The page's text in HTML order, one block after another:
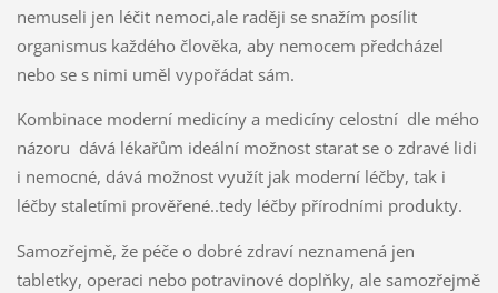
nemuseli jen léčit nemoci,ale raději se snažím posílit
organismus každého člověka, aby nemocem předcházel
nebo se s nimi uměl vypořádat sám.
Kombinace moderní medicíny a medicíny celostní dle mého
názoru dává lékařům ideální možnost starat se o zdravé lidi
i nemocné, dává možnost využít jak moderní léčby, tak i
léčby staletími prověřené..tedy léčby přírodními produkty.
Samozřejmě, že péče o dobré zdraví neznamená jen
tabletky, operaci nebo potravinové doplňky, ale samozřejmě